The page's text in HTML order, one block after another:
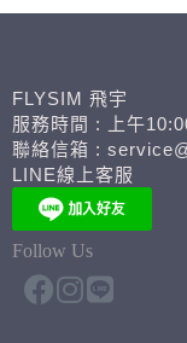
FLYSIM 飛宇
服務時間 : 上午
聯絡信箱 :
LINE線上客服
Follow Us